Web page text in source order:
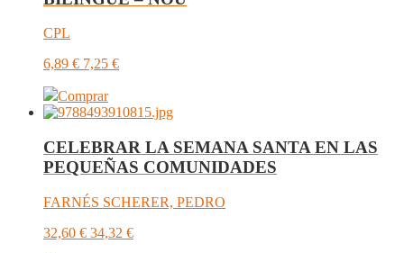
CPL
6,89 € 7,25 €
Comprar
CELEBRAR LA SEMANA SANTA EN LAS
PEQUEÑAS COMUNIDADES
FARNÉS SCHERER, PEDRO
32,60 € 34,32 €